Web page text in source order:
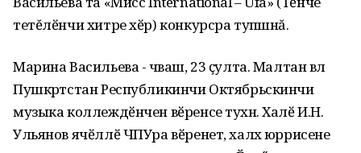
тетĕлӗнчи хитре хӗр) конкурсра тупӑшнă.
Марина Васильева - чӑваш, 23 ҫулта. Малтан вӑл
Пушкӑртстан Республикинчи Октябрьскинчи
музыка коллеждӗнчен вӗренсе тухнӑ. Халӗ И.Н.
Ульянов ячӗллӗ ЧПУра вӗренет, халӑх юррисене